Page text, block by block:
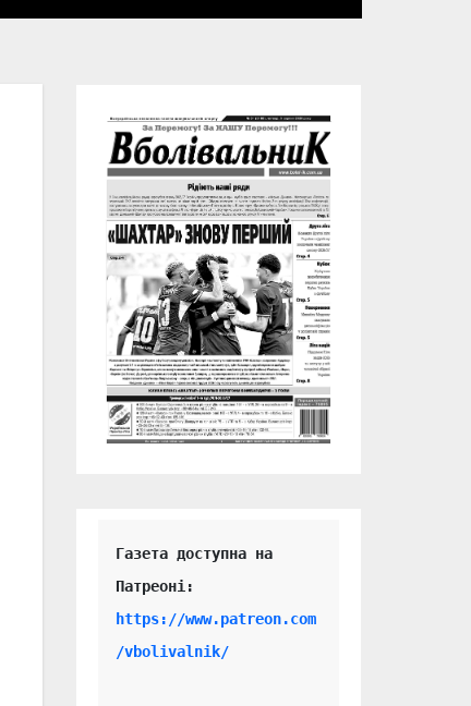
Газета доступна на
https://www.patreon.com
/vbolivalnik/